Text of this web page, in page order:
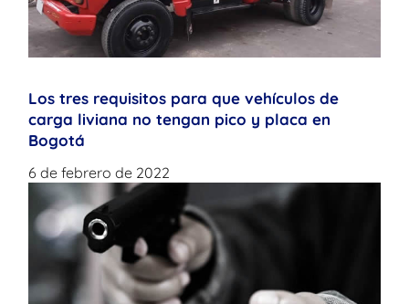
Los tres requisitos para que vehículos de
carga liviana no tengan pico y placa en
Bogotá
6 de febrero de 2022